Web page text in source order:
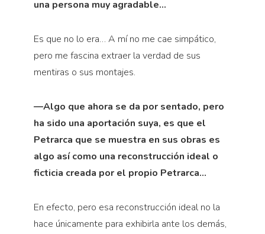
una persona muy agradable…
Es que no lo era… A mí no me cae simpático,
pero me fascina extraer la verdad de sus
mentiras o sus montajes.
—Algo que ahora se da por sentado, pero
ha sido una aportación suya, es que el
Petrarca que se muestra en sus obras es
algo así como una reconstrucción ideal o
ficticia creada por el propio Petrarca…
En efecto, pero esa reconstrucción ideal no la
hace únicamente para exhibirla ante los demás,